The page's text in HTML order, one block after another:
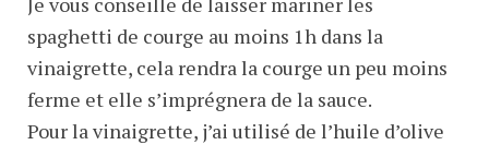
spaghetti de courge au moins 1h dans la
vinaigrette, cela rendra la courge un peu moins
ferme et elle s’imprégnera de la sauce.
Pour la vinaigrette, j’ai utilisé de l’huile d’olive